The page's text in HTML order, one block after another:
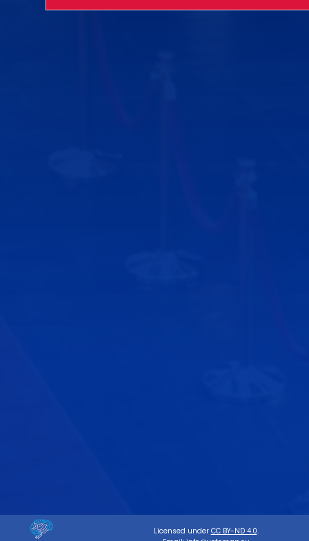
Licensed under CC BY-ND 4.0.